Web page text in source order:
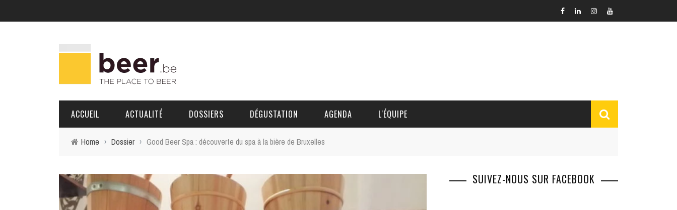
ACCUEIL ACTUALITÉ DOSSIERS
PORTRAITS
DÉGUSTATION AGENDA L'ÉQUIPE
Home › Dossier › Good Beer Spa : découverte du spa à la bière de Bruxelles
SUIVEZ-NOUS SUR FACEBOOK